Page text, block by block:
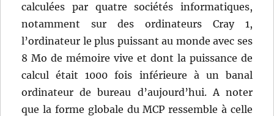
calculées par quatre sociétés informatiques,
notamment sur des ordinateurs Cray 1,
l’ordinateur le plus puissant au monde avec ses
8 Mo de mémoire vive et dont la puissance de
calcul était 1000 fois inférieure à un banal
ordinateur de bureau d’aujourd’hui. A noter
que la forme globale du MCP ressemble à celle